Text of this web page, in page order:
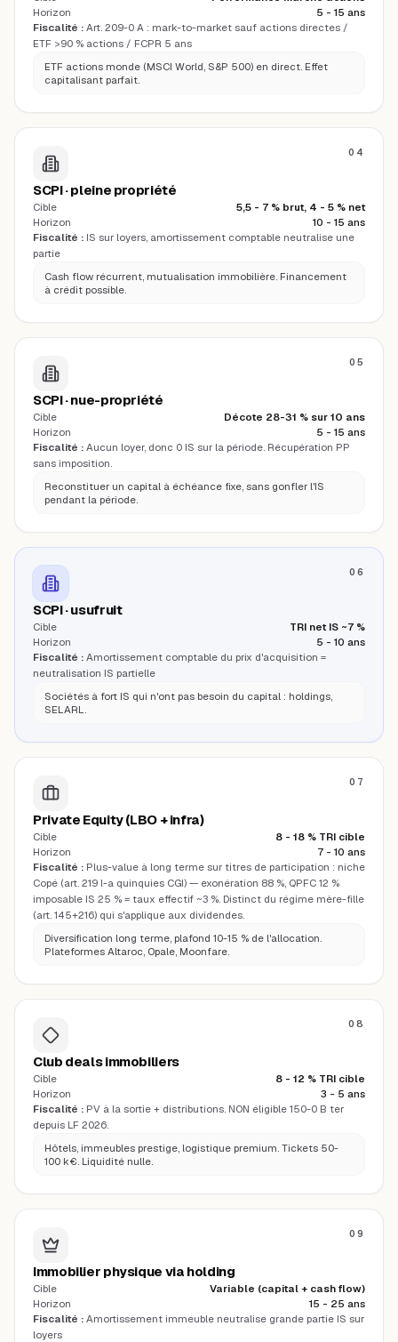
Horizon
5 - 15 ans
Fiscalité : Art. 209-0 A : mark-to-market sauf actions directes /
ETF >90 % actions / FCPR 5 ans
ETF actions monde (MSCI World, S&P 500) en direct. Effet
capitalisant parfait.
04
SCPI · pleine propriété
Cible
5,5 - 7 % brut, 4 - 5 % net
Horizon
10 - 15 ans
Fiscalité : IS sur loyers, amortissement comptable neutralise une
partie
Cash flow récurrent, mutualisation immobilière. Financement
à crédit possible.
05
SCPI · nue-propriété
Cible
Décote 28-31 % sur 10 ans
Horizon
5 - 15 ans
Fiscalité : Aucun loyer, donc 0 IS sur la période. Récupération PP
sans imposition.
Reconstituer un capital à échéance fixe, sans gonfler l'IS
pendant la période.
06
SCPI · usufruit
Cible
TRI net IS ~7 %
Horizon
5 - 10 ans
Fiscalité : Amortissement comptable du prix d'acquisition =
neutralisation IS partielle
Sociétés à fort IS qui n'ont pas besoin du capital : holdings,
SELARL.
07
Private Equity (LBO + infra)
Cible
8 - 18 % TRI cible
Horizon
7 - 10 ans
Fiscalité : Plus-value à long terme sur titres de participation : niche
Copé (art. 219 I-a quinquies CGI) — exonération 88 %, QPFC 12 %
imposable IS 25 % = taux effectif ~3 %. Distinct du régime mère-fille
(art. 145+216) qui s'applique aux dividendes.
Diversification long terme, plafond 10-15 % de l'allocation.
Plateformes Altaroc, Opale, Moonfare.
08
Club deals immobiliers
Cible
8 - 12 % TRI cible
Horizon
3 - 5 ans
Fiscalité : PV à la sortie + distributions. NON éligible 150-0 B ter
depuis LF 2026.
Hôtels, immeubles prestige, logistique premium. Tickets 50-
100 k€. Liquidité nulle.
09
Immobilier physique via holding
Cible
Variable (capital + cash flow)
Horizon
15 - 25 ans
Fiscalité : Amortissement immeuble neutralise grande partie IS sur
loyers